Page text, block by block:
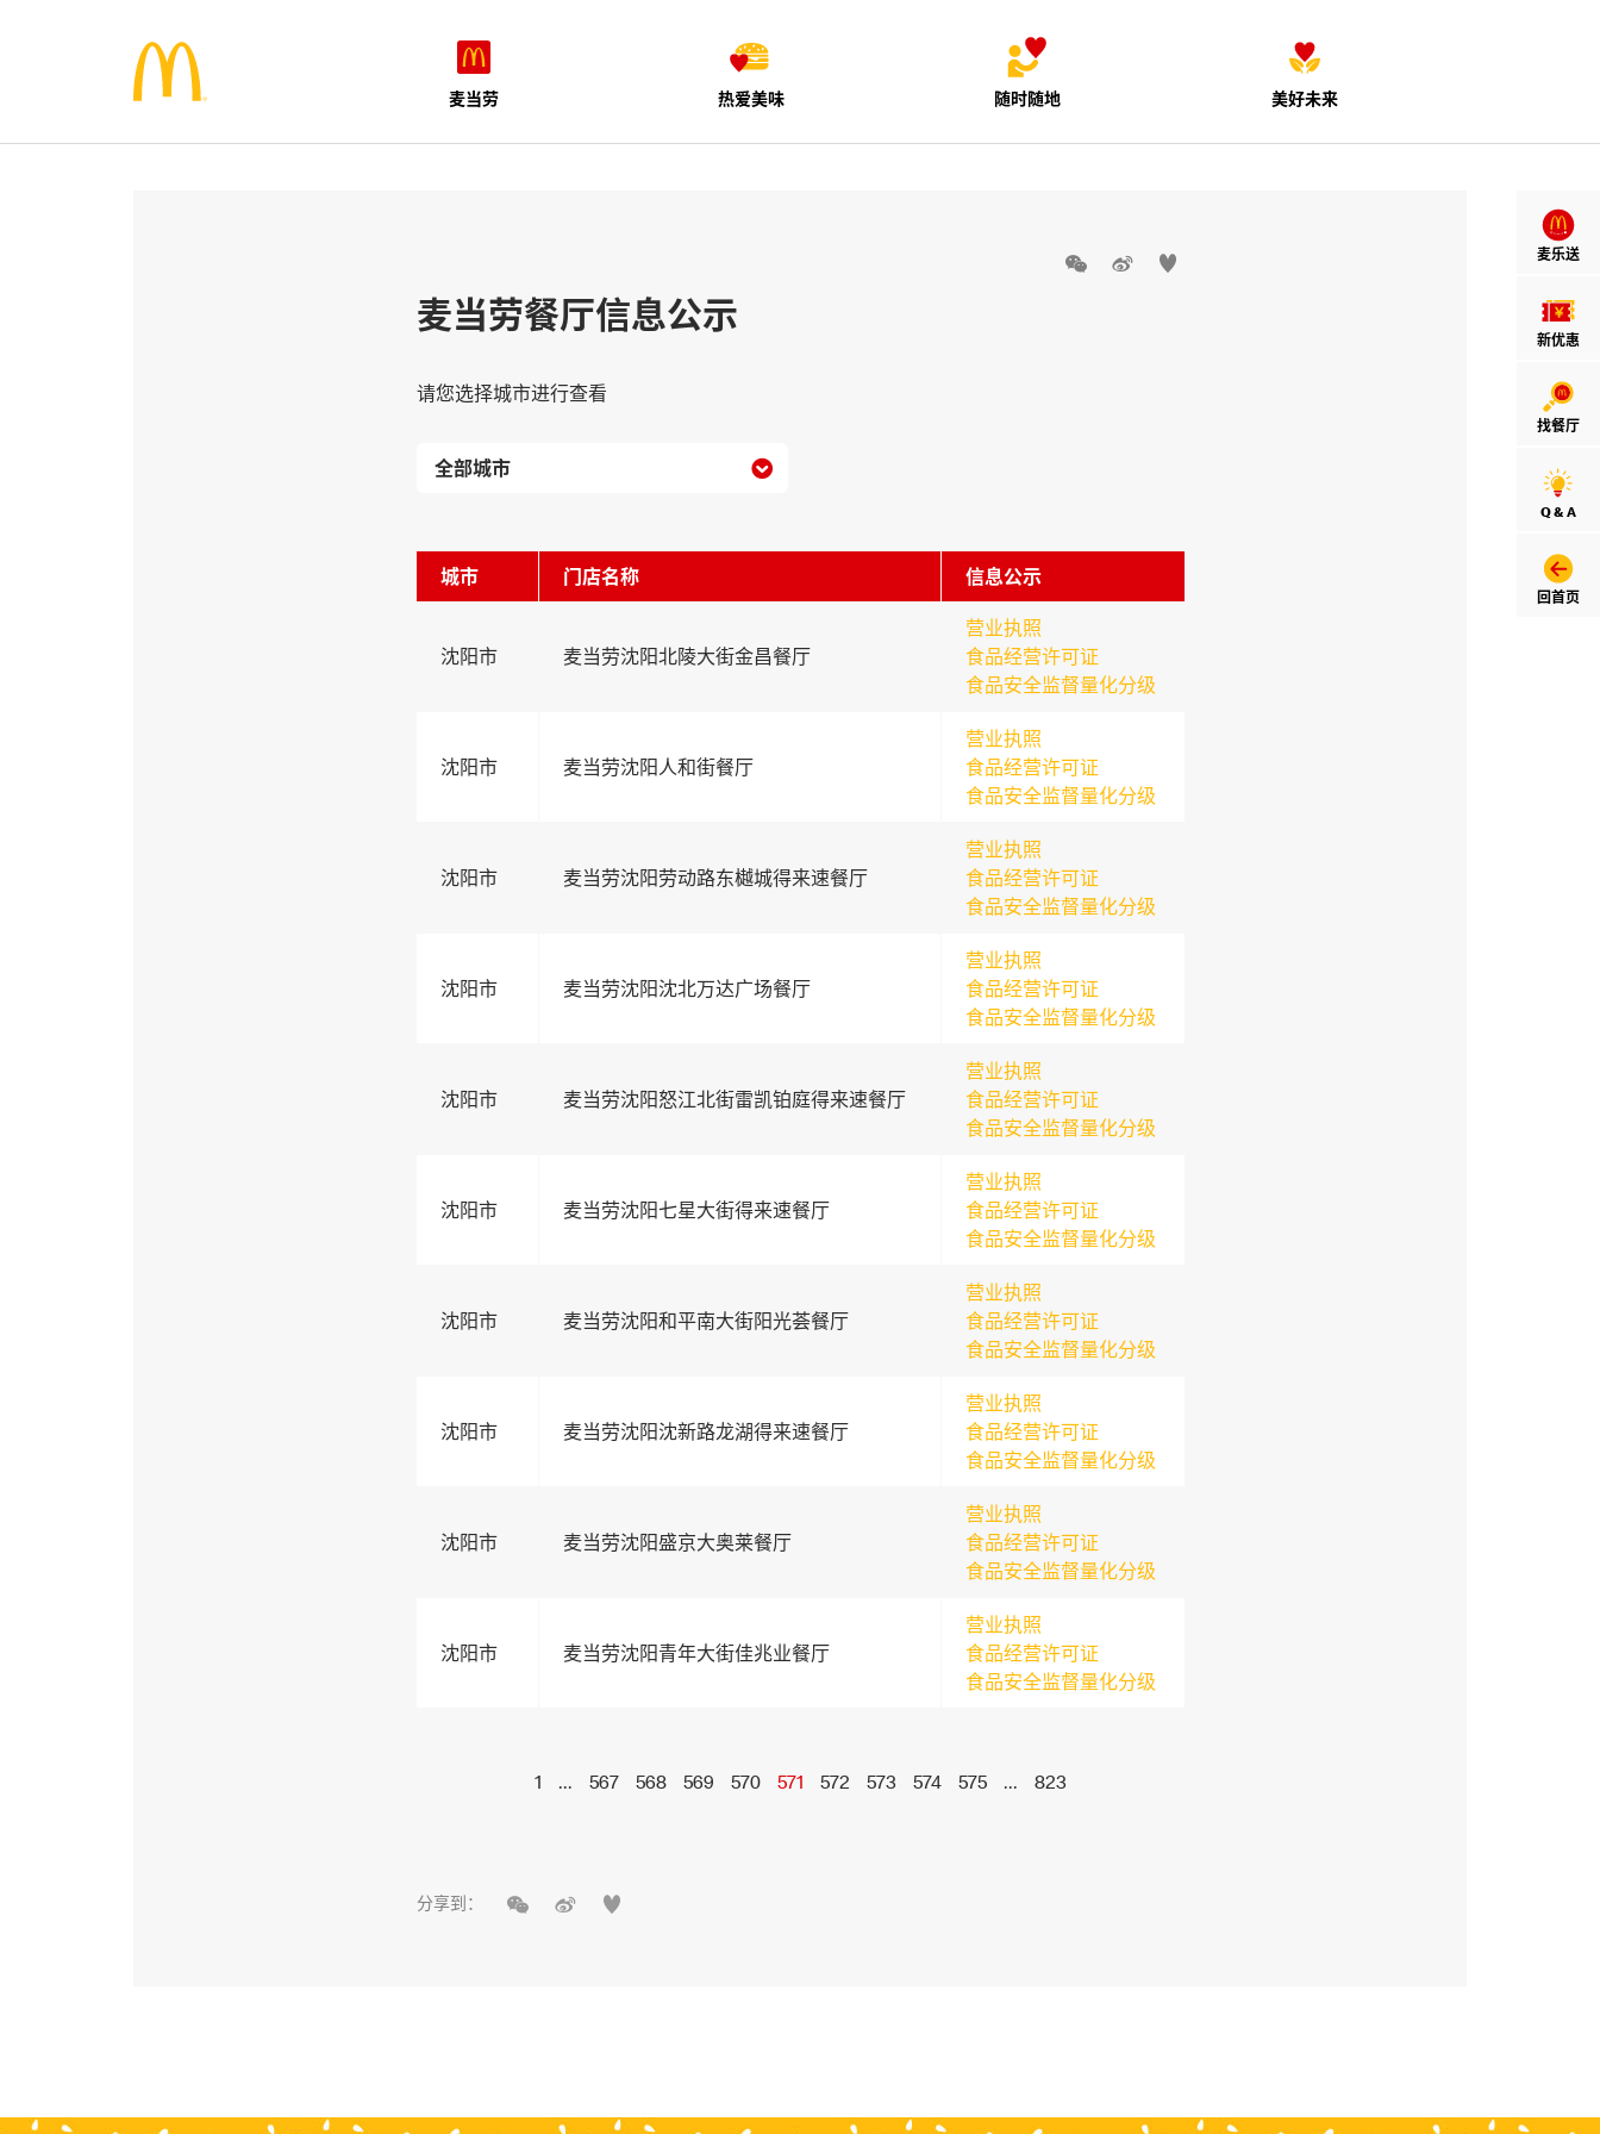
麦当劳 热爱美味 随时随地 美好未来
麦乐送
新优惠
找餐厅
Q & A
回首页
  
麦当劳餐厅信息公示
请您选择城市进行查看

城市 门店名称 信息公示
沈阳市 麦当劳沈阳北陵大街金昌餐厅
营业执照
食品经营许可证
食品安全监督量化分级
沈阳市 麦当劳沈阳人和街餐厅
营业执照
食品经营许可证
食品安全监督量化分级
沈阳市 麦当劳沈阳劳动路东樾城得来速餐厅
营业执照
食品经营许可证
食品安全监督量化分级
沈阳市 麦当劳沈阳沈北万达广场餐厅
营业执照
食品经营许可证
食品安全监督量化分级
沈阳市 麦当劳沈阳怒江北街雷凯铂庭得来速餐厅
营业执照
食品经营许可证
食品安全监督量化分级
沈阳市 麦当劳沈阳七星大街得来速餐厅
营业执照
食品经营许可证
食品安全监督量化分级
沈阳市 麦当劳沈阳和平南大街阳光荟餐厅
营业执照
食品经营许可证
食品安全监督量化分级
沈阳市 麦当劳沈阳沈新路龙湖得来速餐厅
营业执照
食品经营许可证
食品安全监督量化分级
沈阳市 麦当劳沈阳盛京大奥莱餐厅
营业执照
食品经营许可证
食品安全监督量化分级
沈阳市 麦当劳沈阳青年大街佳兆业餐厅
营业执照
食品经营许可证
食品安全监督量化分级
1 ... 567 568 569 570 571 572 573 574 575 ... 823
分享到：   